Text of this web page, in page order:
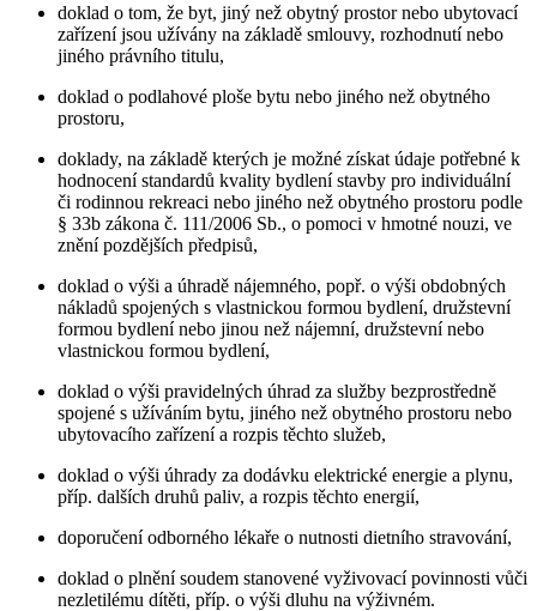
doklad o tom, že byt, jiný než obytný prostor nebo ubytovací
zařízení jsou užívány na základě smlouvy, rozhodnutí nebo
jiného právního titulu,
doklad o podlahové ploše bytu nebo jiného než obytného
prostoru,
doklady, na základě kterých je možné získat údaje potřebné k
hodnocení standardů kvality bydlení stavby pro individuální
či rodinnou rekreaci nebo jiného než obytného prostoru podle
§ 33b zákona č. 111/2006 Sb., o pomoci v hmotné nouzi, ve
znění pozdějších předpisů,
doklad o výši a úhradě nájemného, popř. o výši obdobných
nákladů spojených s vlastnickou formou bydlení, družstevní
formou bydlení nebo jinou než nájemní, družstevní nebo
vlastnickou formou bydlení,
doklad o výši pravidelných úhrad za služby bezprostředně
spojené s užíváním bytu, jiného než obytného prostoru nebo
ubytovacího zařízení a rozpis těchto služeb,
doklad o výši úhrady za dodávku elektrické energie a plynu,
příp. dalších druhů paliv, a rozpis těchto energií,
doporučení odborného lékaře o nutnosti dietního stravování,
doklad o plnění soudem stanovené vyživovací povinnosti vůči
nezletilému dítěti, příp. o výši dluhu na výživném.